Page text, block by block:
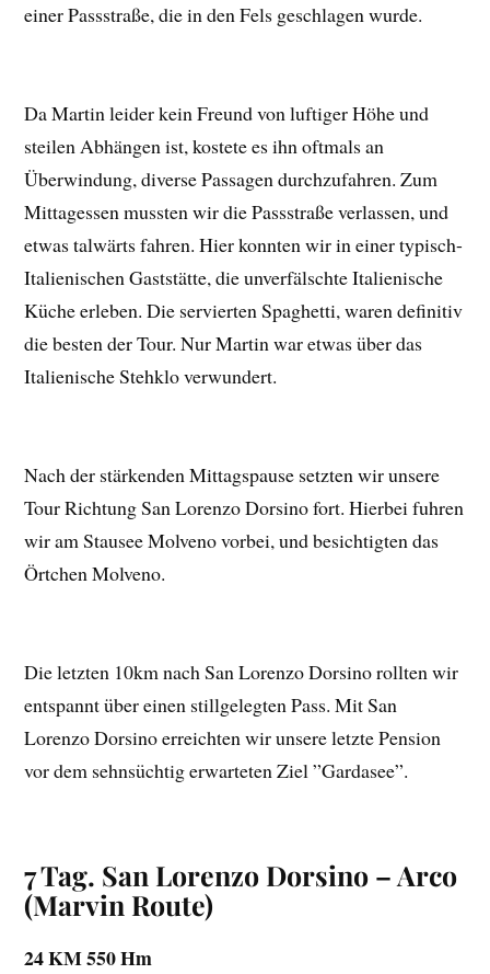
einer Passstraße, die in den Fels geschlagen wurde.
Da Martin leider kein Freund von luftiger Höhe und
steilen Abhängen ist, kostete es ihn oftmals an
Überwindung, diverse Passagen durchzufahren. Zum
Mittagessen mussten wir die Passstraße verlassen, und
etwas talwärts fahren. Hier konnten wir in einer typisch-
Italienischen Gaststätte, die unverfälschte Italienische
Küche erleben. Die servierten Spaghetti, waren definitiv
die besten der Tour. Nur Martin war etwas über das
Italienische Stehklo verwundert.
Nach der stärkenden Mittagspause setzten wir unsere
Tour Richtung San Lorenzo Dorsino fort. Hierbei fuhren
wir am Stausee Molveno vorbei, und besichtigten das
Örtchen Molveno.
Die letzten 10km nach San Lorenzo Dorsino rollten wir
entspannt über einen stillgelegten Pass. Mit San
Lorenzo Dorsino erreichten wir unsere letzte Pension
vor dem sehnsüchtig erwarteten Ziel ”Gardasee”.
7 Tag. San Lorenzo Dorsino – Arco
(Marvin Route)
24 KM 550 Hm